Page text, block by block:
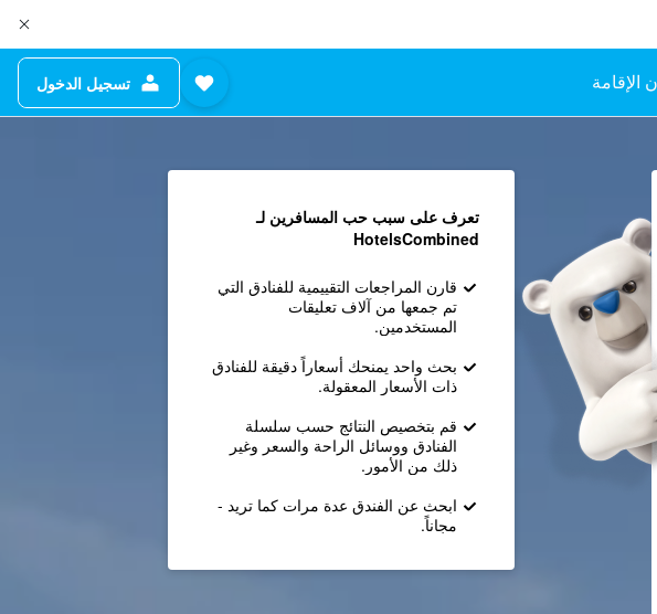
الإقامة تسجيل الدخول
تعرف على سبب حب المسافرين لـ
HotelsCombined
قارن المراجعات التقييمية للفنادق التي
تم جمعها من آلاف تعليقات
المستخدمين.
بحث واحد يمنحك أسعاراً دقيقة للفنادق
ذات الأسعار المعقولة.
قم بتخصيص النتائج حسب سلسلة
الفنادق ووسائل الراحة والسعر وغير
ذلك من الأمور.
ابحث عن الفندق عدة مرات كما تريد -
مجاناً.